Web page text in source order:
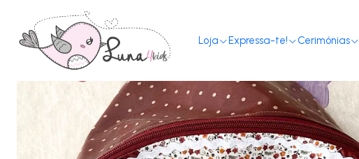
Loja Expressa-te! Cerimónias